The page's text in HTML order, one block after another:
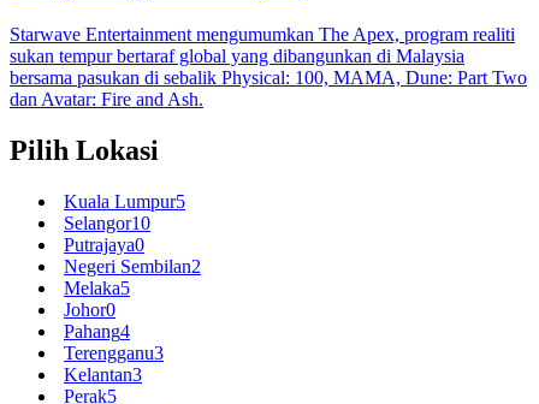
Starwave Entertainment mengumumkan The Apex, program realiti
sukan tempur bertaraf global yang dibangunkan di Malaysia
bersama pasukan di sebalik Physical: 100, MAMA, Dune: Part Two
dan Avatar: Fire and Ash.
Pilih Lokasi
Kuala Lumpur5
Selangor10
Putrajaya0
Negeri Sembilan2
Melaka5
Johor0
Pahang4
Terengganu3
Kelantan3
Perak5